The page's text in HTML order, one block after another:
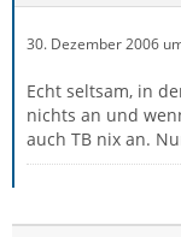
30. Dezember 2006
Echt seltsam, in
nichts an und
auch TB nix an.